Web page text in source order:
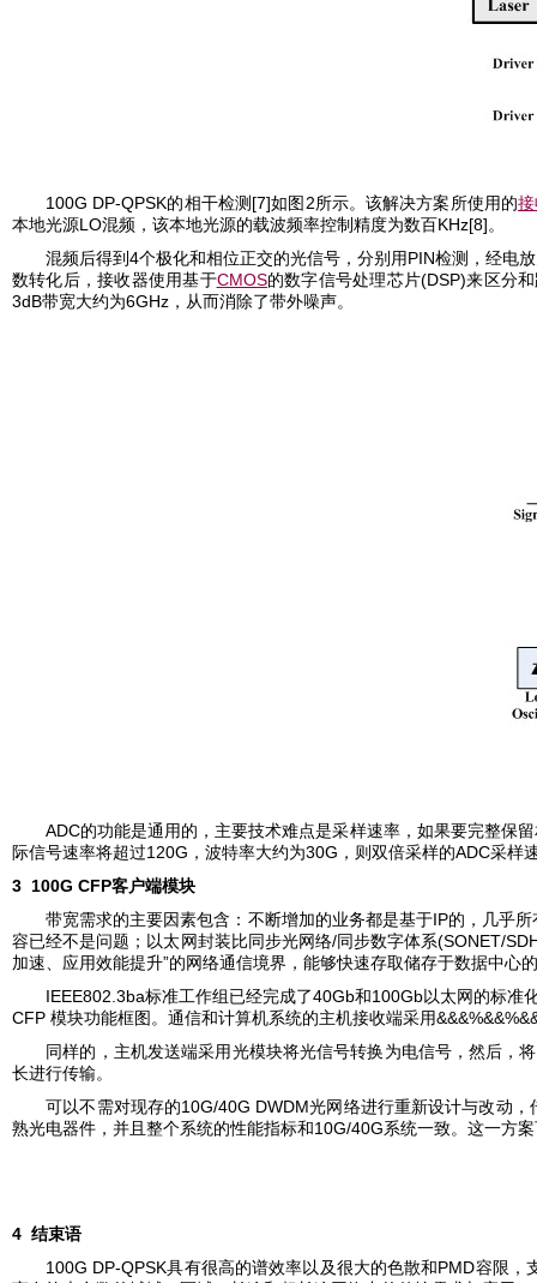
100G DP-QPSK的相干检测 [7]如图 2所示。该解决方案所使用的
本地光源LO混频，该本地光源的载波频率控制精度为数百KHz[8]。
混频后得到 4个极化和相位正交的光信号，分别用 PIN检测，经电
数转化后，接收器使用基于CMOS的数字信号处理芯片(DSP)来区分
3dB带宽大约为6GHz ，从而消除了带外噪声。
ADC的功能是通用的，主要技术难点是采样速率，如果要完整保
际信号速率将超过120G ，波特率大约为30G ，则双倍采样的ADC采样
3 100G CFP客户端模块
带宽需求的主要因素包含：不断增加的业务都是基于IP的，几乎所
容已经不是问题；以太网封装比同步光网络/同步数字体系(SONET/
加速、应用效能提升”的网络通信境界，能够快速存取储存于数据中心
IEEE802.3ba标准工作组已经完成了40Gb和 100Gb以太网的标准
CFP 模块功能框图。通信和计算机系统的主机接收端采用
同样的，主机发送端采用光模块将光信号转换为电信号，然后，将
长进行传输。
可以不需对现存的10G/40G DWDM光网络进行重新设计与改动
熟光电器件，并且整个系统的性能指标和 10G/40G系统一致。这一方
4 结束语
100G DP-QPSK具有很高的谱效率以及很大的色散和 PMD容限，